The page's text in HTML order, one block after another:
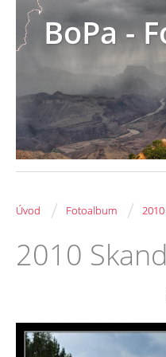
BoPa -
Úvod / Fotoalbum /
2010